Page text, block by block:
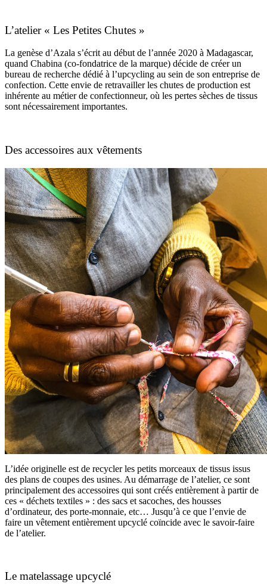
L’atelier « Les Petites Chutes »
La genèse d’Azala s’écrit au début de l’année 2020 à Madagascar,
quand Chabina (co-fondatrice de la marque) décide de créer un
bureau de recherche dédié à l’upcycling au sein de son entreprise de
confection. Cette envie de retravailler les chutes de production est
inhérente au métier de confectionneur, où les pertes sèches de tissus
sont nécessairement importantes.
Des accessoires aux vêtements
L’idée originelle est de recycler les petits morceaux de tissus issus
des plans de coupes des usines. Au démarrage de l’atelier, ce sont
principalement des accessoires qui sont créés entièrement à partir de
ces « déchets textiles » : des sacs et sacoches, des housses
d’ordinateur, des porte-monnaie, etc… Jusqu’à ce que l’envie de
faire un vêtement entièrement upcyclé coïncide avec le savoir-faire
de l’atelier.
Le matelassage upcyclé